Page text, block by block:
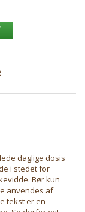
daglige dosis
i stedet for
Bør kun
anvendes af
tekst er en